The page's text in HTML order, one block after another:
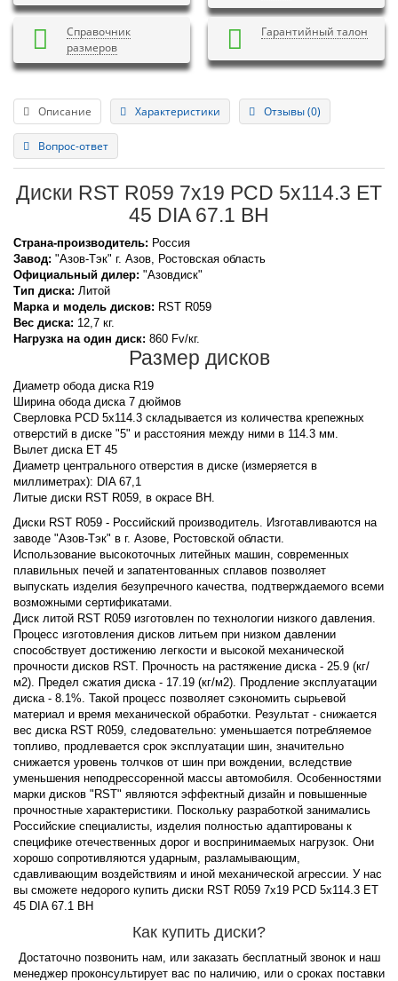
Справочник
размеров
Гарантийный талон
Описание Характеристики Отзывы (0)
Вопрос-ответ
Диски RST R059 7x19 PCD 5x114.3 ET
45 DIA 67.1 BH
Страна-производитель: Россия
Завод: "Азов-Тэк" г. Азов, Ростовская область
Официальный дилер: "Азовдиск"
Тип диска: Литой
Марка и модель дисков: RST R059
Вес диска: 12,7 кг.
Нагрузка на один диск: 860 Fv/кг.
Размер дисков
Диаметр обода диска R19
Ширина обода диска 7 дюймов
Сверловка PCD 5x114.3 складывается из количества крепежных
отверстий в диске "5" и расстояния между ними в 114.3 мм.
Вылет диска ET 45
Диаметр центрального отверстия в диске (измеряется в
миллиметрах): DIA 67,1
Литые диски RST R059, в окрасе BH.
Диски RST R059 - Российский производитель. Изготавливаются на
заводе "Азов-Тэк" в г. Азове, Ростовской области.
Использование высокоточных литейных машин, современных
плавильных печей и запатентованных сплавов позволяет
выпускать изделия безупречного качества, подтверждаемого всеми
возможными сертификатами.
Диск литой RST R059 изготовлен по технологии низкого давления.
Процесс изготовления дисков литьем при низком давлении
способствует достижению легкости и высокой механической
прочности дисков RST. Прочность на растяжение диска - 25.9 (кг/
м2). Предел сжатия диска - 17.19 (кг/м2). Продление эксплуатации
диска - 8.1%. Такой процесс позволяет сэкономить сырьевой
материал и время механической обработки. Результат - снижается
вес диска RST R059, следовательно: уменьшается потребляемое
топливо, продлевается срок эксплуатации шин, значительно
снижается уровень толчков от шин при вождении, вследствие
уменьшения неподрессоренной массы автомобиля. Особенностями
марки дисков "RST" являются эффектный дизайн и повышенные
прочностные характеристики. Поскольку разработкой занимались
Российские специалисты, изделия полностью адаптированы к
специфике отечественных дорог и воспринимаемых нагрузок. Они
хорошо сопротивляются ударным, разламывающим,
сдавливающим воздействиям и иной механической агрессии. У нас
вы сможете недорого купить диски RST R059 7x19 PCD 5x114.3 ET
45 DIA 67.1 BH
Как купить диски?
Достаточно позвонить нам, или заказать бесплатный звонок и наш
менеджер проконсультирует вас по наличию, или о сроках поставки